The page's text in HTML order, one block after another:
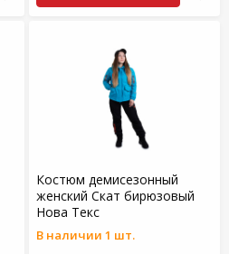
Костюм демисезонный
женский Скат бирюзовый
Нова Текс
В наличии 1 шт.